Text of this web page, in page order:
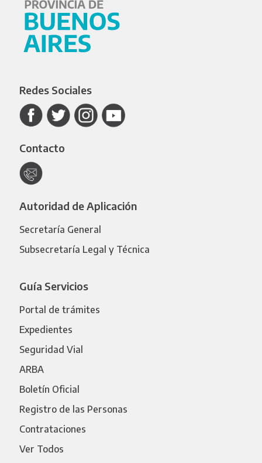
Redes Sociales
Contacto
Autoridad de Aplicación
Secretaría General
Subsecretaría Legal y Técnica
Guía Servicios
Portal de trámites
Expedientes
Seguridad Vial
ARBA
Boletín Oficial
Registro de las Personas
Contrataciones
Ver Todos